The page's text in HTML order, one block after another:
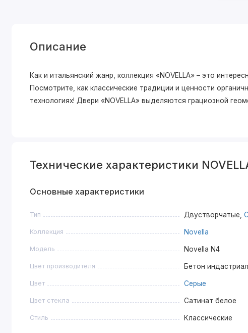
Описание
Как и итальянский жанр, коллекция «NOVELLA» – это
Посмотрите, как классические традиции и ценности
технологиях! Двери «NOVELLA» выделяютcя грациозной
Технические характеристики
Основные характеристики
Тип Двустворчатые,
Коллекция Novella
Модель Novella N4
Цвет производителя Бетон
Цвет Серые
Цвет стекла Сатинат белое
Стиль Классические